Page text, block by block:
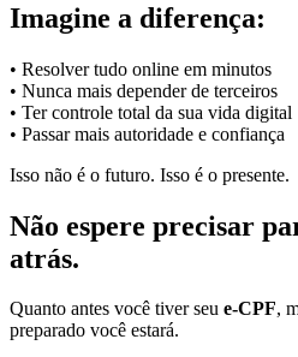
Imagine a diferença:
• Resolver tudo online em minutos
• Nunca mais depender de terceiros
• Ter controle total da sua vida digital
• Passar mais autoridade e confiança
Isso não é o futuro. Isso é o presente.
Não espere precisar
atrás.
Quanto antes você tiver seu e-CPF,
preparado você estará.